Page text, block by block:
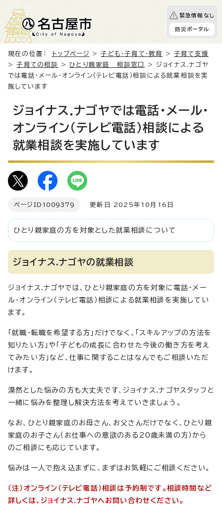
緊急情報なし
防災ポータル
現在の位置： トップページ >子ども・子育て・教育 >子育て支援
>子育ての相談 >ひとり親家庭 相談窓口
> ジョイナス.ナゴヤ
では電話・メール・オンライン（テレビ電話）相談による就業相談を実
施しています
ジョイナス.ナゴヤでは電話・メール・
オンライン（テレビ電話）相談による
就業相談を実施しています
ページID 1009379 更新日 2025年10月16日
ひとり親家庭の方を対象とした就業相談について
ジョイナス.ナゴヤの就業相談
ジョイナス.ナゴヤでは、ひとり親家庭の方を対象に電話・メー
ル・オンライン（テレビ電話）相談による就業相談を実施してい
ます。
「就職・転職を希望する方」だけでなく、「スキルアップの方法を
知りたい方」や「子どもの成長に合わせた今後の働き方を考え
てみたい方」など、仕事に関することはなんでもご相談いただ
けます。
漠然とした悩みの方も大丈夫です、ジョイナス.ナゴヤスタッフと
一緒に悩みを整理し解決方法を考えていきましょう。
なお、ひとり親家庭のお母さん、お父さんだけでなく、ひとり親
家庭のお子さん（お仕事への意欲のある20歳未満の方）から
のご相談にも応じています。
悩みは一人で抱え込まずに、まずはお気軽にご相談ください。
（注）オンライン（テレビ電話）相談は予約制です。相談時間など
詳しくは、ジョイナス.ナゴヤへお問い合わせください。